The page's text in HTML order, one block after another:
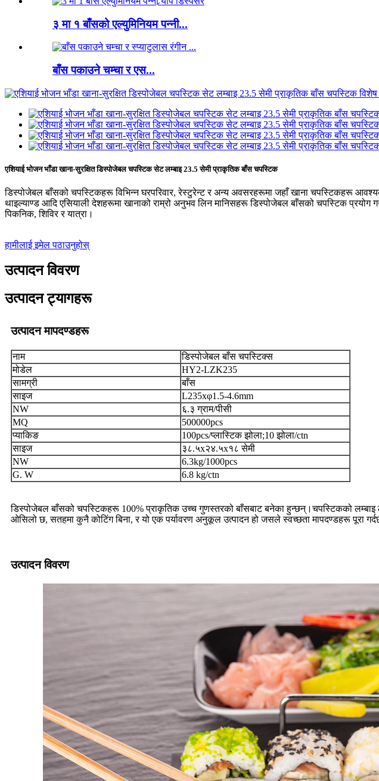
३ मा १ बाँसको एल्युमिनियम पन्नी...
बाँस पकाउने चम्चा र एस...
एशियाई भोजन भाँडा खाना-सुरक्षित डिस्पोजेबल चपस्टिक सेट लम्बाइ 23.5 सेमी प्राकृतिक बाँस चपस्टिक
डिस्पोजेबल बाँसको चपस्टिकहरू विभिन्न घरपरिवार, रेस्टुरेन्ट र अन्य अवसरहरूमा जहाँ खाना चपस्टिकहरू
थाइल्याण्ड आदि एसियाली देशहरूमा खानाको राम्रो अनुभव लिन मानिसहरू डिस्पोजेबल बाँसको चपस्टिक
पिकनिक, शिविर र यात्रा।
हामीलाई इमेल पठाउनुहोस्
उत्पादन विवरण
उत्पादन ट्यागहरू
उत्पादन मापदण्डहरू
नाम
डिस्पोजेबल बाँस चपस्टिक्स
मोडेल
HY2-LZK235
सामग्री
बाँस
साइज
L235xφ1.5-4.6mm
NW
६.३ ग्राम/पीसी
MQ
500000pcs
प्याकिङ
100pcs/प्लास्टिक झोला;10 झोला/ctn
साइज
३८.५x२४.५x१८ सेमी
NW
6.3kg/1000pcs
G. W
6.8 kg/ctn
डिस्पोजेबल बाँसको चपस्टिकहरू 100% प्राकृतिक उच्च गुणस्तरको बाँसबाट बनेका हुन्छन्।चपस्टिकको
ओसिलो छ, सतहमा कुनै कोटिंग बिना, र यो एक पर्यावरण अनुकूल उत्पादन हो जसले स्वच्छता मापदण्डहरू पूरा
उत्पादन विवरण